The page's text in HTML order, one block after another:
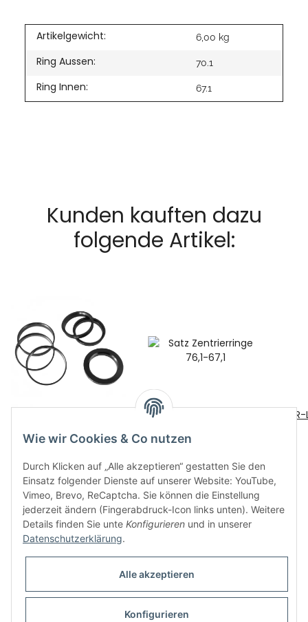
Artikelgewicht: 6,00 kg
Ring Aussen: 70.1
Ring Innen: 67.1
Kunden kauften dazu
folgende Artikel:
8,00 €*
Satz Zentrierringe 76,1-
8,00 €
Wie wir Cookies & Co nutzen
Durch Klicken auf „Alle akzeptieren“ gestatten Sie den
Einsatz folgender Dienste auf unserer Website: YouTube,
Vimeo, Brevo, ReCaptcha. Sie können die Einstellung
jederzeit ändern (Fingerabdruck-Icon links unten). Weitere
Details finden Sie unte Konfigurieren und in unserer
Datenschutzerklärung.
Alle akzeptieren
Konfigurieren